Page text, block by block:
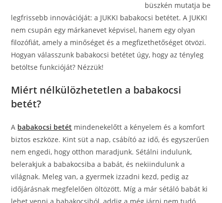
büszkén mutatja be
legfrissebb innovációját: a JUKKI babakocsi betétet. A JUKKI
nem csupán egy márkanevet képvisel, hanem egy olyan
filozófiát, amely a minőséget és a megfizethetőséget ötvözi.
Hogyan válasszunk babakocsi betétet úgy, hogy az tényleg
betöltse funkcióját? Nézzük!
Miért nélkülözhetetlen a babakocsi
betét?
A babakocsi betét mindenekelőtt a kényelem és a komfort
biztos eszköze. Kint süt a nap, csábító az idő, és egyszerűen
nem engedi, hogy otthon maradjunk. Sétálni indulunk,
belerakjuk a babakocsiba a babát, és nekiindulunk a
világnak. Meleg van, a gyermek izzadni kezd, pedig az
időjárásnak megfelelően öltözött. Míg a már sétáló babát ki